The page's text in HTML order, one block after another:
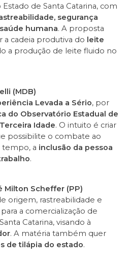
Estado de Santa Catarina, com
segurança
humana. A proposta
cadeia produtiva do leite
a produção de leite fluido no
(MDB)
Levada a Sério, por
do Observatório Estadual de
Idade. O intuito é criar
possibilite o combate ao
tempo, a inclusão da pessoa
.
Milton Scheffer (PP)
origem, rastreabilidade e
a comercialização de
Catarina, visando à
. A matéria também quer
de tilápia do estado.